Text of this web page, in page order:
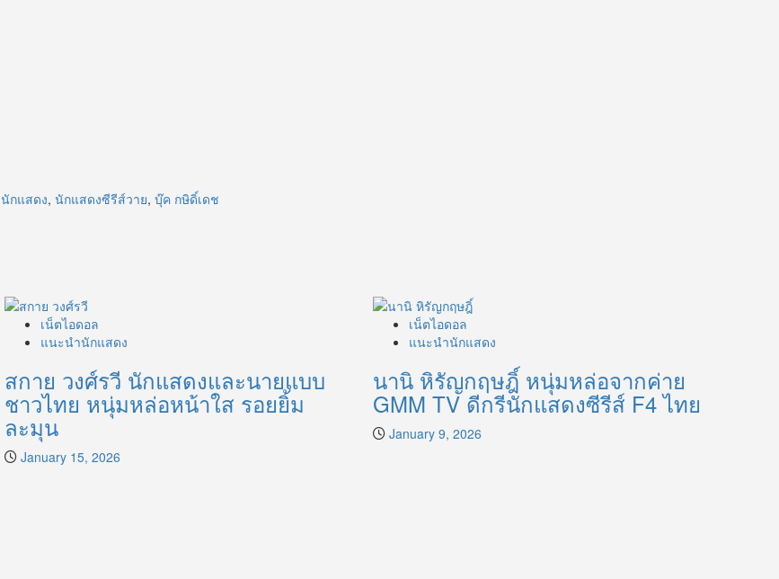
นักแสดง, นักแสดงซีรีส์วาย, บุ๊ค กษิดิ์เดช
เน็ตไอดอล
แนะนำนักแสดง
สกาย วงศ์รวี นักแสดงและนายแบบ
ชาวไทย หนุ่มหล่อหน้าใส รอยยิ้ม
ละมุน
January 15, 2026
เน็ตไอดอล
แนะนำนักแสดง
นานิ หิรัญกฤษฎิ์ หนุ่มหล่อจากค่าย
GMM TV ดีกรีนักแสดงซีรีส์ F4 ไทย
January 9, 2026